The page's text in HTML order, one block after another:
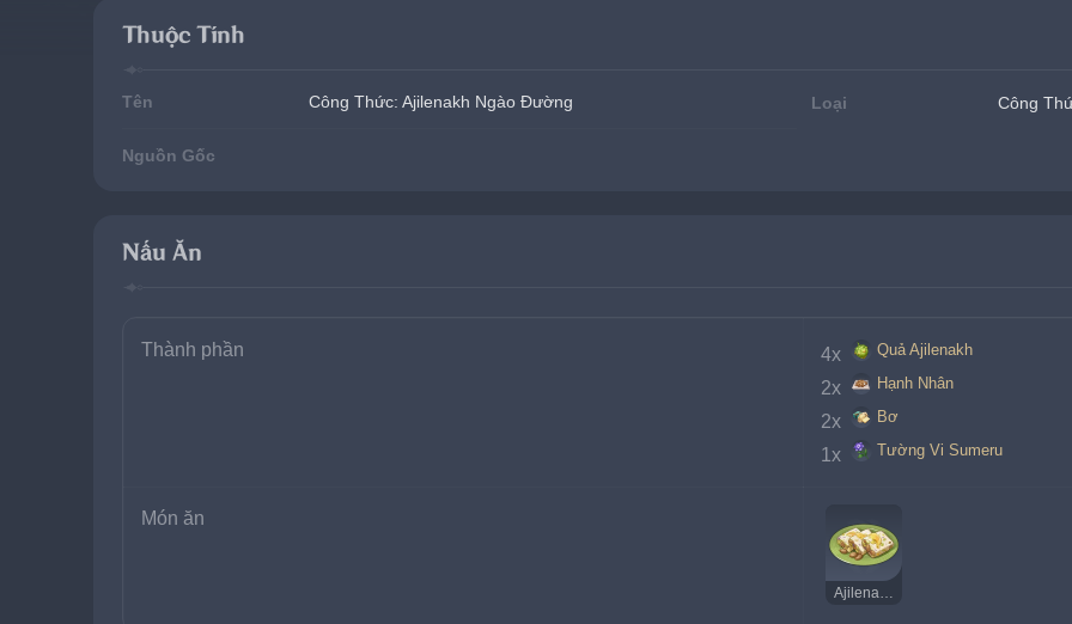
Thuộc Tính
Tên Công Thức: Ajilenakh Ngào Đường Loại Công
Nguồn Gốc
Nấu Ăn
Thành phần 4x Quả Ajilenakh
2x Hạnh Nhân
2x Bơ
1x Tường Vi Sumeru
Món ăn
Ajilenakh Ngào Đường